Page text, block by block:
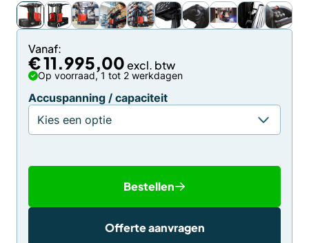
Vanaf:
€11.995,00
Op voorraad, 1 tot 2 werkdagen
Accuspanning / capaciteit
Bestellen
Offerte aanvragen